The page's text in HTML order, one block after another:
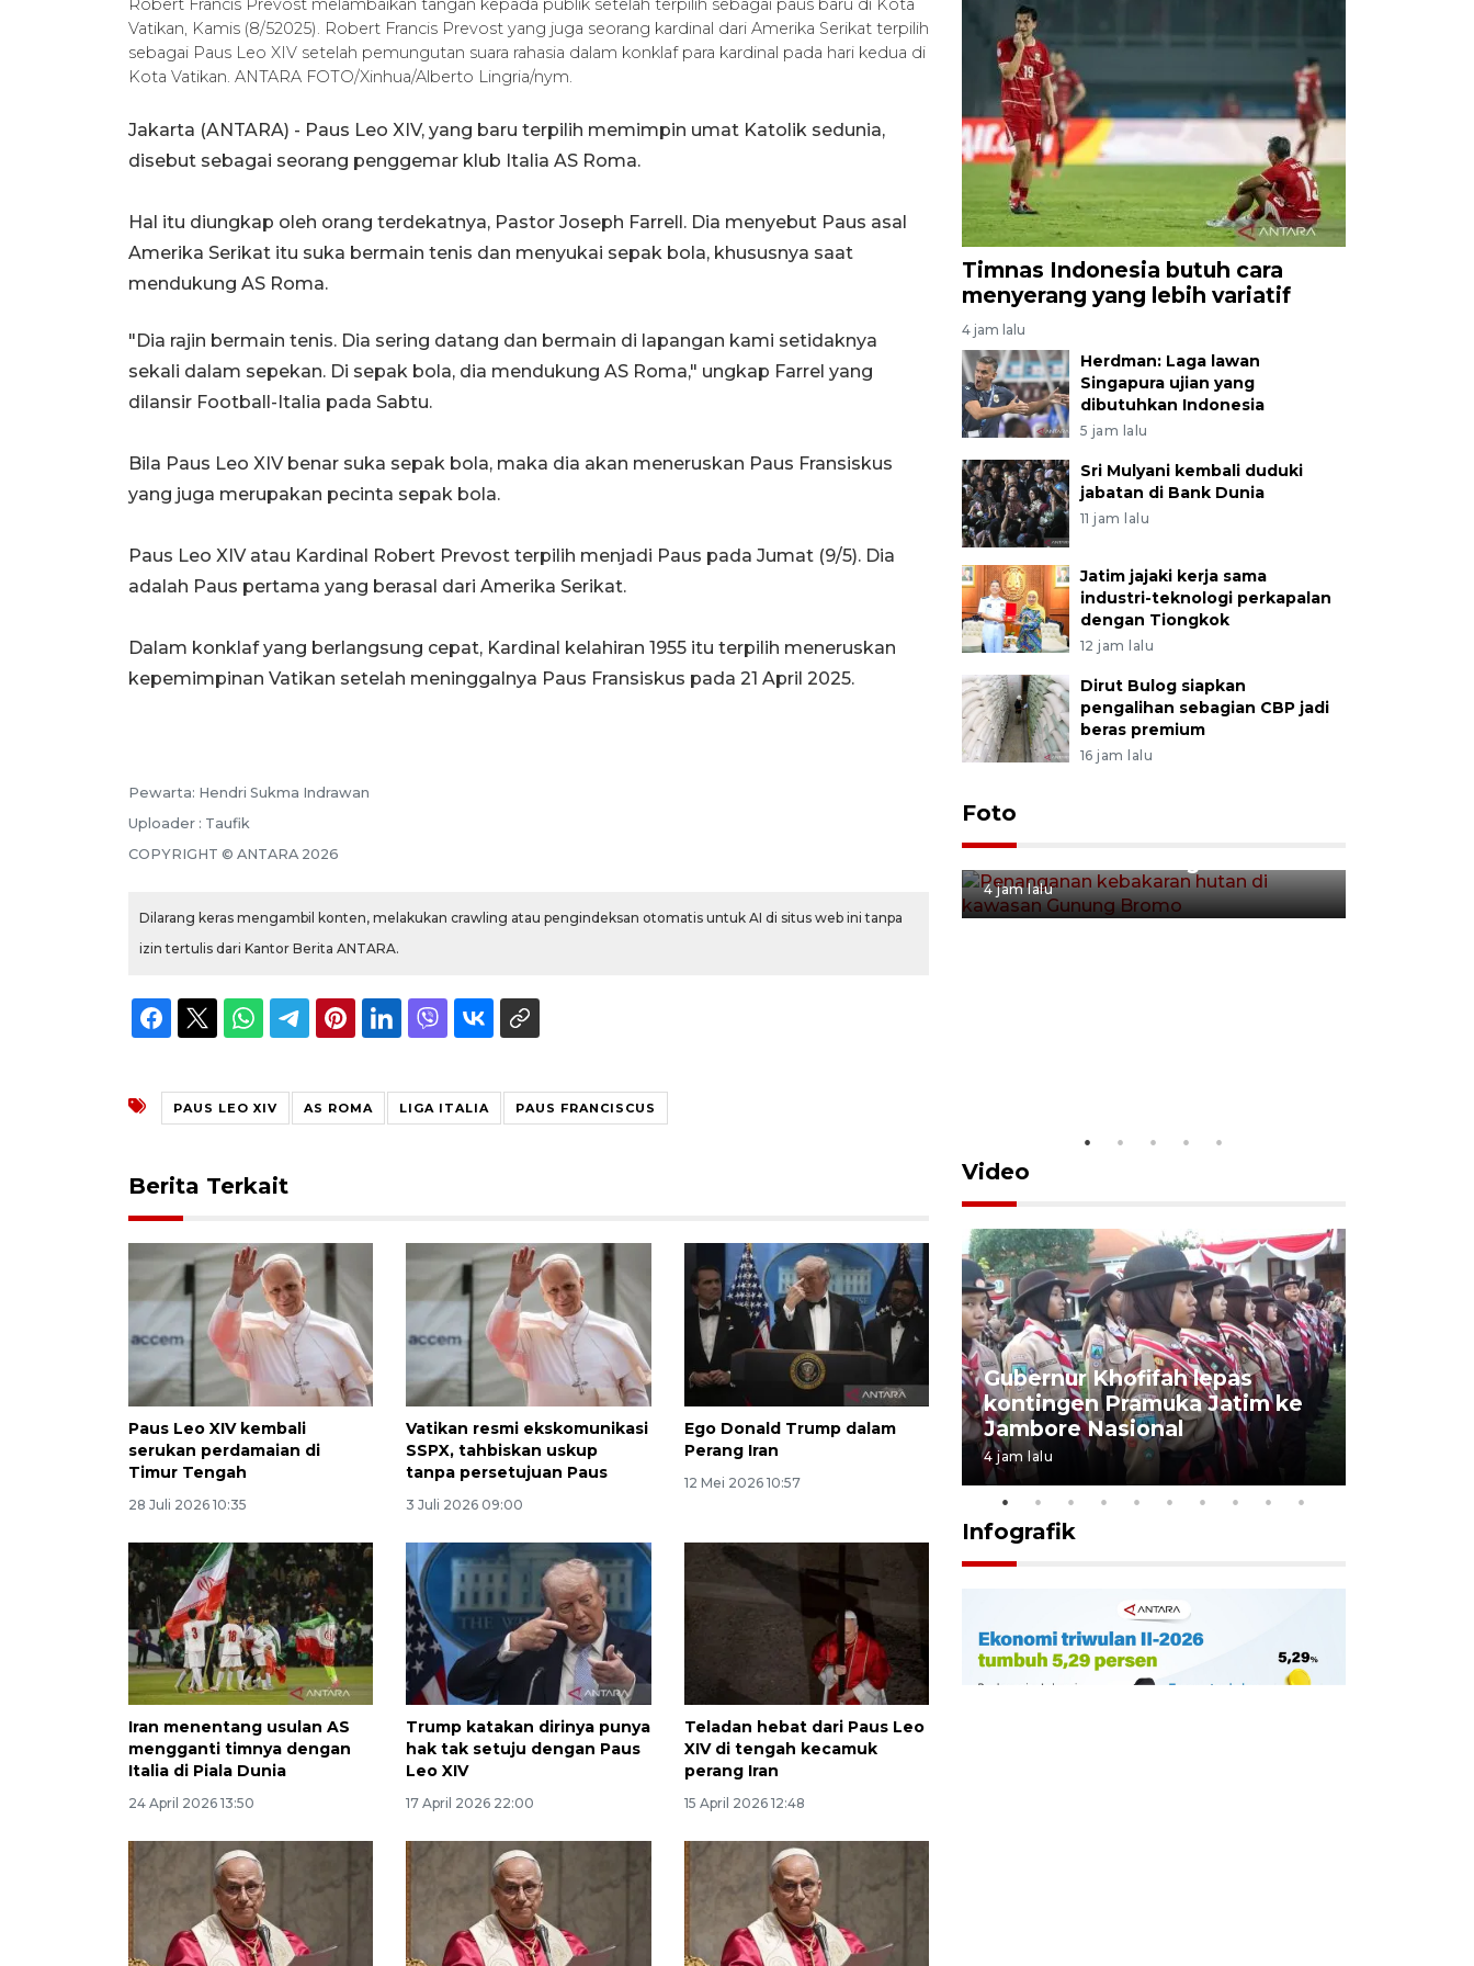
Robert Francis Prevost melambaikan tangan kepada publik setelah terpilih sebagai paus baru di Kota
Vatikan, Kamis (8/52025). Robert Francis Prevost yang juga seorang kardinal dari Amerika Serikat terpilih
sebagai Paus Leo XIV ​​​​​​​setelah pemungutan suara rahasia dalam konklaf para kardinal pada hari kedua di
Kota Vatikan. ANTARA FOTO/Xinhua​​​​​​​/Alberto Lingria/nym.
Jakarta (ANTARA) - Paus Leo XIV, yang baru terpilih memimpin umat Katolik sedunia,
disebut sebagai seorang penggemar klub Italia AS Roma.
Hal itu diungkap oleh orang terdekatnya, Pastor Joseph Farrell. Dia menyebut Paus asal
Amerika Serikat itu suka bermain tenis dan menyukai sepak bola, khususnya saat
mendukung AS Roma.
"Dia rajin bermain tenis. Dia sering datang dan bermain di lapangan kami setidaknya
sekali dalam sepekan. Di sepak bola, dia mendukung AS Roma," ungkap Farrel yang
dilansir Football-Italia pada Sabtu.
Bila Paus Leo XIV benar suka sepak bola, maka dia akan meneruskan Paus Fransiskus
yang juga merupakan pecinta sepak bola.
Paus Leo XIV atau Kardinal Robert Prevost terpilih menjadi Paus pada Jumat (9/5). Dia
adalah Paus pertama yang berasal dari Amerika Serikat.
Dalam konklaf yang berlangsung cepat, Kardinal kelahiran 1955 itu terpilih meneruskan
kepemimpinan Vatikan setelah meninggalnya Paus Fransiskus pada 21 April 2025.
Pewarta: Hendri Sukma Indrawan
Uploader : Taufik
COPYRIGHT © ANTARA 2026
Dilarang keras mengambil konten, melakukan crawling atau pengindeksan otomatis untuk AI di situs web ini tanpa
izin tertulis dari Kantor Berita ANTARA.
PAUS LEO XIV AS ROMA LIGA ITALIA PAUS FRANCISCUS
Berita Terkait
Paus Leo XIV kembali
serukan perdamaian di
Timur Tengah
28 Juli 2026 10:35
Vatikan resmi ekskomunikasi
SSPX, tahbiskan uskup
tanpa persetujuan Paus
3 Juli 2026 09:00
Ego Donald Trump dalam
Perang Iran
12 Mei 2026 10:57
Iran menentang usulan AS
mengganti timnya dengan
Italia di Piala Dunia
24 April 2026 13:50
Trump katakan dirinya punya
hak tak setuju dengan Paus
Leo XIV
17 April 2026 22:00
Teladan hebat dari Paus Leo
XIV di tengah kecamuk
perang Iran
15 April 2026 12:48
Timnas Indonesia butuh cara
menyerang yang lebih variatif
4 jam lalu
Herdman: Laga lawan
Singapura ujian yang
dibutuhkan Indonesia
5 jam lalu
Sri Mulyani kembali duduki
jabatan di Bank Dunia
11 jam lalu
Jatim jajaki kerja sama
industri-teknologi perkapalan
dengan Tiongkok
12 jam lalu
Dirut Bulog siapkan
pengalihan sebagian CBP jadi
beras premium
16 jam lalu
Foto
Penanganan kebakaran hutan
4 jam lalu
Video
BNPB optimalkan penguatan
Desa Tangguh Bencana di
Jawa Timur
5 Agustus 2026 19:09
Gubernur Khofifah lepas
kontingen Pramuka Jatim ke
Jambore Nasional
4 jam lalu
Infografik